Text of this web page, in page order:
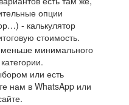
опции
- калькулятор
стоимость.
минимального
или есть
нам в WhatsApp или